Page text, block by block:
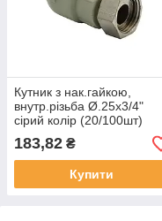
Кутник з нак.гайкою,
внутр.різьба Ø.25x3/4"
сірий колір (20/100шт)
ASCO®
183,82 ₴
Купити